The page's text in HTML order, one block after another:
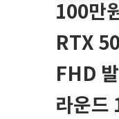
100만
RTX
FHD
라운드